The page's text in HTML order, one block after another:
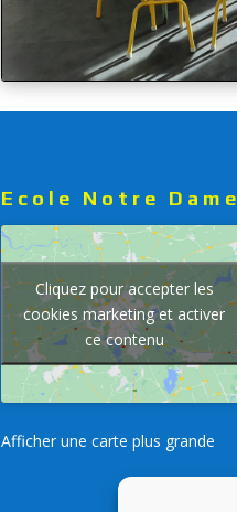
Ecole Notre Dame
Cliquez pour accepter les
cookies marketing et activer
ce contenu
Afficher une carte plus grande